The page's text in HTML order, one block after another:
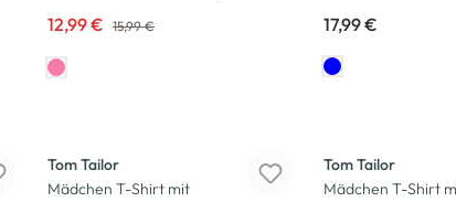
12,99 € 15,99 € 17,99 €
Tom Tailor
Mädchen T-Shirt mit
Tom Tailor
Mädchen T-Shirt